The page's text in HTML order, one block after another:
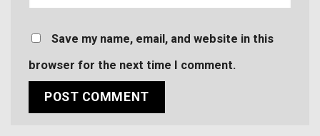
Save my name, email, and website in this
browser for the next time I comment.